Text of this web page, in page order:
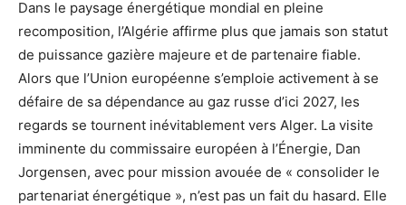
Dans le paysage énergétique mondial en pleine
recomposition, l’Algérie affirme plus que jamais son statut
de puissance gazière majeure et de partenaire fiable.
Alors que l’Union européenne s’emploie activement à se
défaire de sa dépendance au gaz russe d’ici 2027, les
regards se tournent inévitablement vers Alger. La visite
imminente du commissaire européen à l’Énergie, Dan
Jorgensen, avec pour mission avouée de « consolider le
partenariat énergétique », n’est pas un fait du hasard. Elle